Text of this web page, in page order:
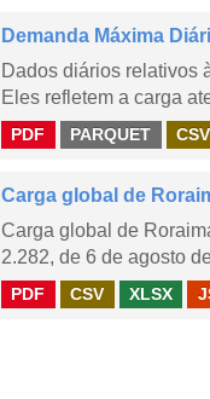
Demanda Máxima
Dados diários relativos
Eles refletem a carga
PDF PARQUET CSV
Carga global de
Carga global de
2.282, de 6 de agosto
PDF CSV XLSX